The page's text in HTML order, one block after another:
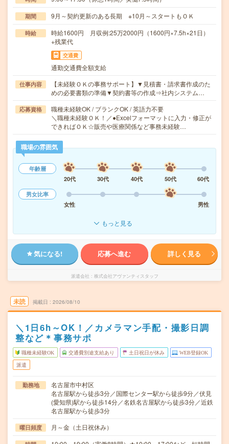
期間 9月～契約更新のある長期 ※10月～スタートもＯＫ
時給
時給1600円 月収例:25万2000円（1600円×7.5h×21日）
+残業代
交通費
通勤交通費全額支給
仕事内容
【未経験ＯＫの事務サポート】▼見積書・請求書作成のた
めの必要書類の準備▼契約書等の作成⇒社内システム…
応募資格
職種未経験OK / ブランクOK / 英語力不要
＼職種未経験ＯＫ！／●Excelフォーマットに入力・修正が
できればＯＫ☆販売や医療関係など事務未経験…
職場の雰囲気
年齢層
20代
30代 40代 50代
60代
男女比率
女性
男性
もっと見る
気になる! 応募へ進む 詳しく見る
派遣会社 株式会社アヴァンティスタッフ
未読 掲載日 2026/08/10
＼1日6h～OK！／カメラマン手配・撮影日調
整など＊事務サポ
職種未経験OK 交通費別途支給あり 土日祝日が休み WEB登録OK
派遣
勤務地
名古屋市中村区
名古屋駅から徒歩3分／国際センター駅から徒歩9分／伏見
(愛知県)駅から徒歩14分／名鉄名古屋駅から徒歩3分／近鉄
名古屋駅から徒歩3分
曜日頻度 月～金（土日祝休み）